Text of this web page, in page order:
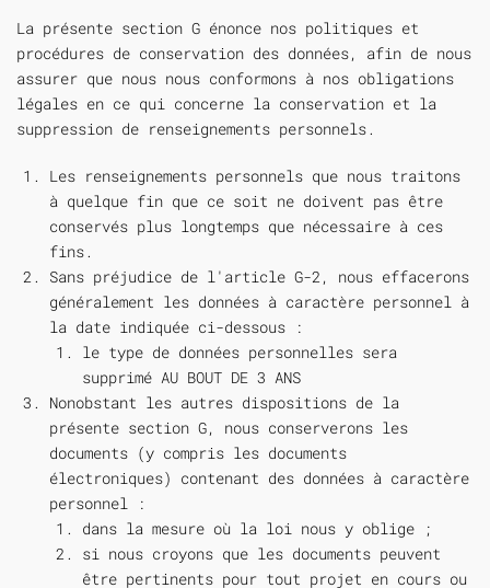
La présente section G énonce nos politiques et
procédures de conservation des données, afin de nous
assurer que nous nous conformons à nos obligations
légales en ce qui concerne la conservation et la
suppression de renseignements personnels.
Les renseignements personnels que nous traitons
à quelque fin que ce soit ne doivent pas être
conservés plus longtemps que nécessaire à ces
fins.
Sans préjudice de l'article G-2, nous effacerons
généralement les données à caractère personnel à
la date indiquée ci-dessous :
le type de données personnelles sera
supprimé AU BOUT DE 3 ANS
Nonobstant les autres dispositions de la
présente section G, nous conserverons les
documents (y compris les documents
électroniques) contenant des données à caractère
personnel :
dans la mesure où la loi nous y oblige ;
si nous croyons que les documents peuvent
être pertinents pour tout projet en cours ou